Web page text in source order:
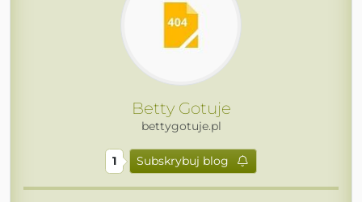
Betty Gotuje
bettygotuje.pl
1 Subskrybuj blog